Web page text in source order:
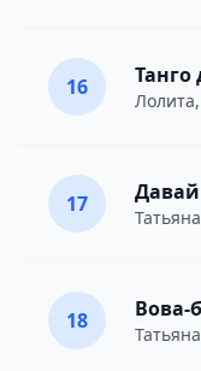
16 Танго
Лолита,
17 Давай
18 Вова-